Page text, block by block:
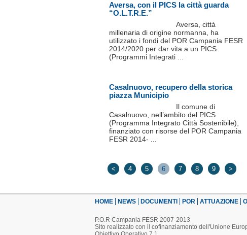
Aversa, con il PICS la città guarda
“O.L.T.R.E.”
Aversa, città
millenaria di origine normanna, ha
utilizzato i fondi del POR Campania FESR
2014/2020 per dar vita a un PICS
(Programmi Integrati ...
Casalnuovo, recupero della storica
piazza Municipio
Il comune di
Casalnuovo, nell’ambito del PICS
(Programma Integrato Città Sostenibile),
finanziato con risorse del POR Campania
FESR 2014- ...
< 4 5 6 7 8 9 >
HOME NEWS DOCUMENTI POR ATTUAZIONE
P.O.R Campania FESR 2007-2013
Sito realizzato con il cofinanziamento dell'Unione